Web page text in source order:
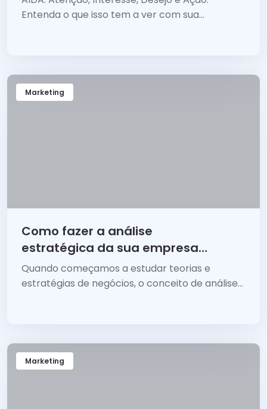
Entenda o que isso tem a ver com sua...
Marketing
Como fazer a análise
estratégica da sua empresa
com a matriz SWOT?
Quando começamos a estudar teorias e
estratégias de negócios, o conceito de análise...
Marketing